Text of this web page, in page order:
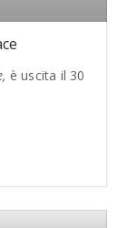
è uscita il 30